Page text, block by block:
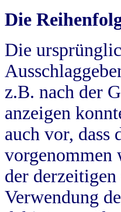
Die
Die
z.B. nach der
anzeigen
auch vor,
vorgenommen
der
Verwendung